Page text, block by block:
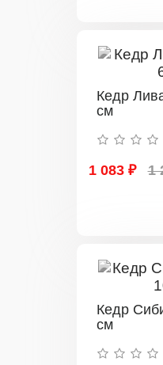
Кедр
см
1 083 ₽ 1
Кедр
см